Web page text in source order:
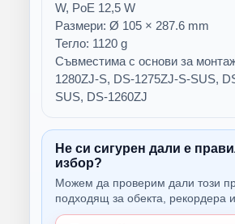
W, PoЕ 12,5 W
Размери: Ø 105 × 287.6 mm
Тегло: 1120 g
Съвместима с основи за
1280ZJ-S, DS-1275ZJ-S-SUS,
SUS, DS-1260ZJ
Не си сигурен дали е
избор?
Можем да проверим дали този
подходящ за обекта, рекордера